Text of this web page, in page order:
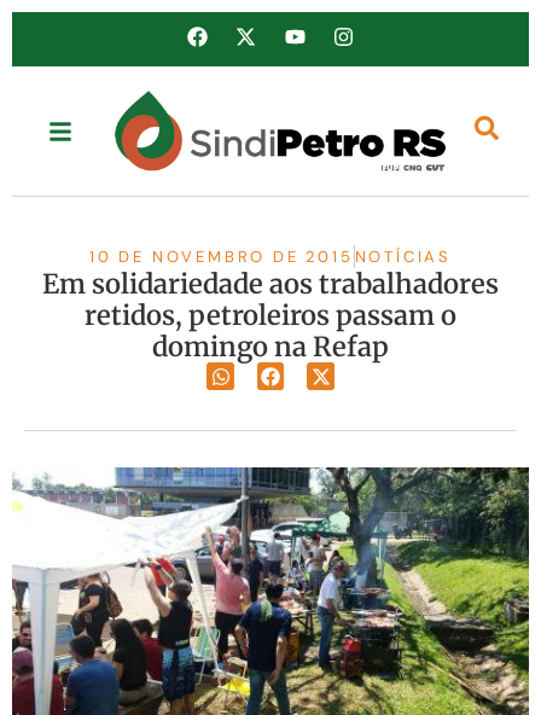
10 DE NOVEMBRO DE 2015 NOTÍCIAS
Em solidariedade aos trabalhadores
retidos, petroleiros passam o
domingo na Refap